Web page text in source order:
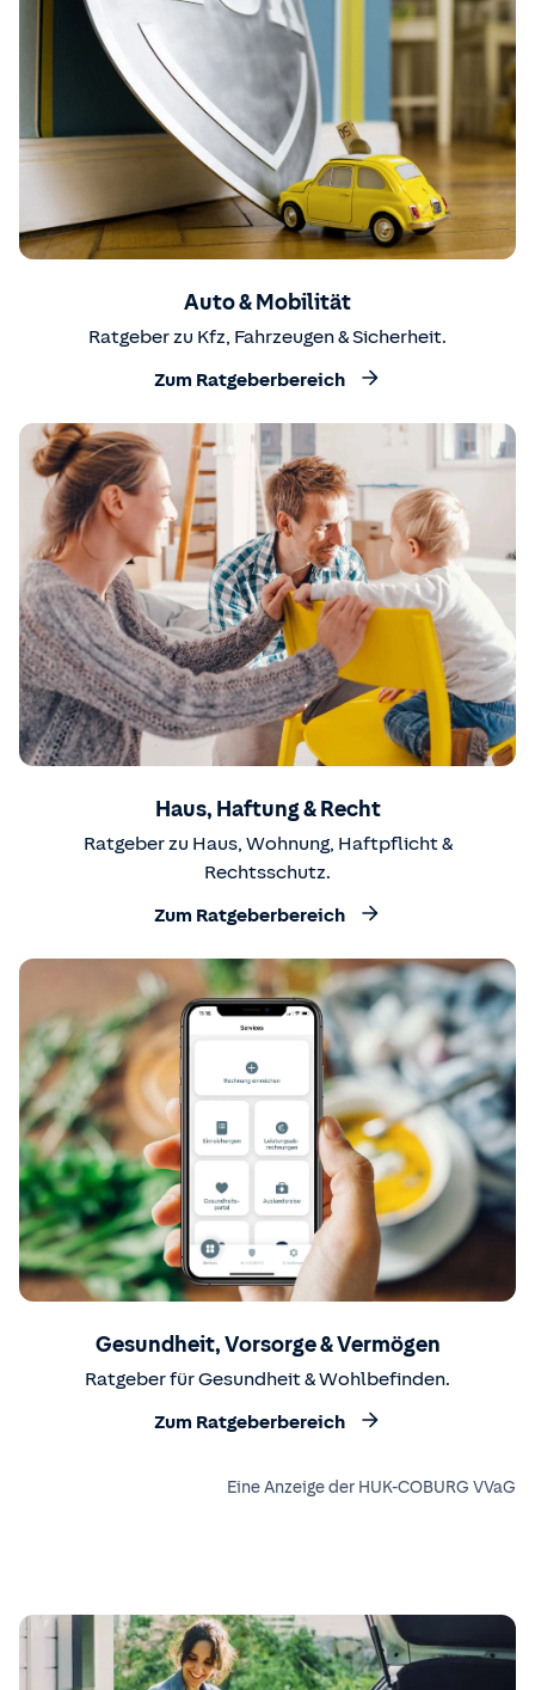
Auto & Mobilität
Ratgeber zu Kfz, Fahrzeugen & Sicherheit.
Zum Ratgeberbereich
Haus, Haftung & Recht
Ratgeber zu Haus, Wohnung, Haftpflicht &
Rechtsschutz.
Zum Ratgeberbereich
Gesundheit, Vorsorge & Vermögen
Ratgeber für Gesundheit & Wohlbefinden.
Zum Ratgeberbereich
Eine Anzeige der HUK-COBURG VVaG